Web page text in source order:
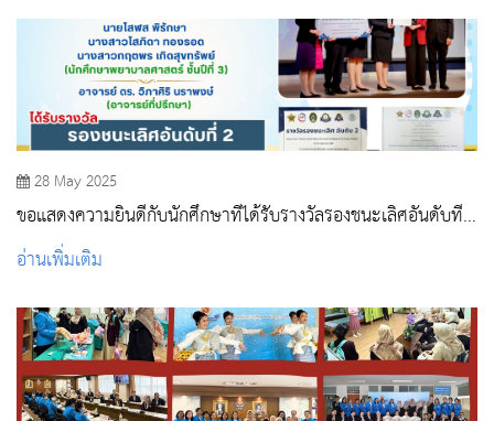
28 May 2025
ขอแสดงความยินดีกับนักศึกษาที่ได้รับรางวัลรองชนะเลิศอันดับที่
2
อ่านเพิ่มเติม